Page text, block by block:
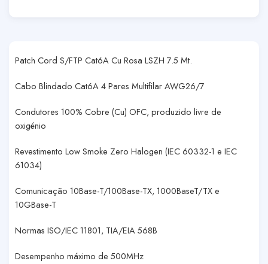
Patch Cord S/FTP Cat6A Cu Rosa LSZH 7.5 Mt.
Cabo Blindado Cat6A 4 Pares Multifilar AWG26/7
Condutores 100% Cobre (Cu) OFC, produzido livre de
oxigénio
Revestimento Low Smoke Zero Halogen (IEC 60332-1 e IEC
61034)
Comunicação 10Base-T/100Base-TX, 1000BaseT/TX e
10GBase-T
Normas ISO/IEC 11801, TIA/EIA 568B
Desempenho máximo de 500MHz